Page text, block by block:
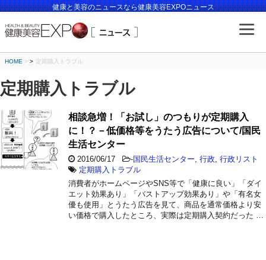
健康と美容のニュースなら健康美容EXPOニュース
HOME > 定期購入トラブル
定期購入トラブル
相談急増！「お試し」のつもりが定期購入
に！？－低価格等をうたう広告について/国民
生活センター
2016/06/17 -国民生活センター 行政 行政リスト
定期購入トラブル
消費者がホームページやSNS等で「健康に良い」「ダイ
エット効果あり」「バストアップ効果あり」や「有名女
優も使用」とうたう広告を見て、商品を通常価格より安
い価格で購入したところ、実際は定期購入契約だった …